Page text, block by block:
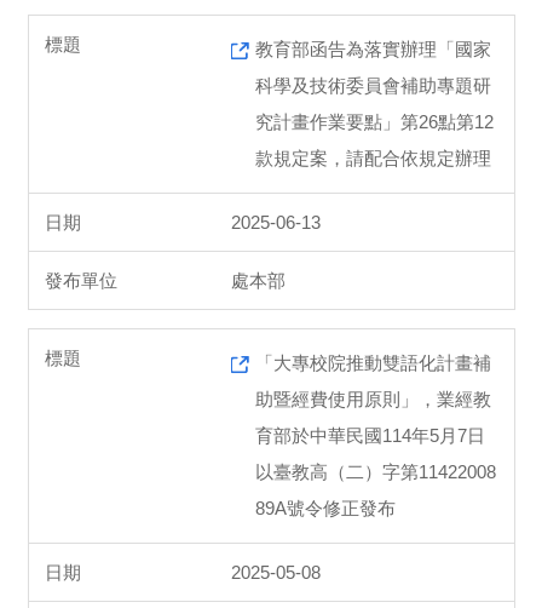
教育部函告為落實辦理「國家
科學及技術委員會補助專題研
究計畫作業要點」第26點第12
款規定案，請配合依規定辦理
2025-06-13
處本部
「大專校院推動雙語化計畫補
助暨經費使用原則」，業經教
育部於中華民國114年5月7日
以臺教高（二）字第11422008
89A號令修正發布
2025-05-08